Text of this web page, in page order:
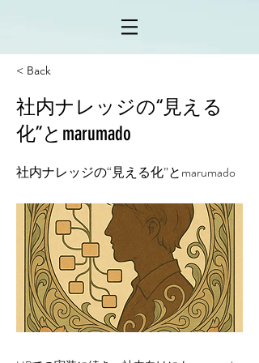
< Back
社内ナレッジの“見える
化”とmarumado
社内ナレッジの“見える化”とmarumado